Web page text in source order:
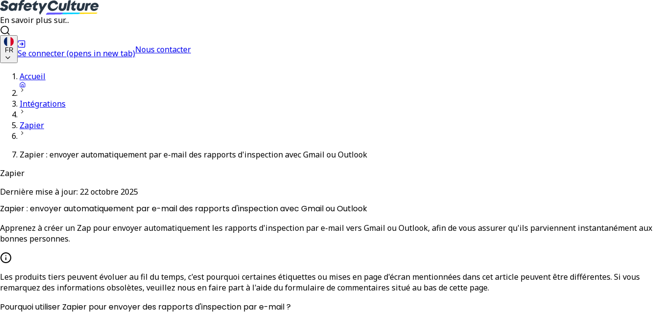
En savoir plus sur...
FR Se connecter(opens in new tab)Nous contacter
Accueil
Intégrations
Zapier
Zapier : envoyer automatiquement par e-mail des rapports d'inspection avec Gmail ou Outlook
Zapier
Dernière mise à jour: 22 octobre 2025
Zapier : envoyer automatiquement par e-mail des rapports d'inspection avec Gmail ou Outlook
Apprenez à créer un Zap pour envoyer automatiquement les rapports d'inspection par e-mail vers Gmail ou Outlook, afin de vous assurer qu'ils parviennent instantanément aux
bonnes personnes.
Les produits tiers peuvent évoluer au fil du temps, c'est pourquoi certaines étiquettes ou mises en page d'écran mentionnées dans cet article peuvent être différentes. Si vous
remarquez des informations obsolètes, veuillez nous en faire part à l'aide du formulaire de commentaires situé au bas de cette page.
Pourquoi utiliser Zapier pour envoyer des rapports d'inspection par e-mail ?